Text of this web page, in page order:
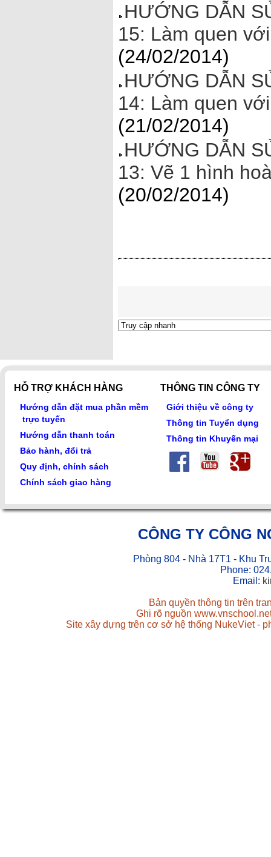
HƯỚNG DẪN
15: Làm quen
(24/02/2014)
HƯỚNG DẪN
14: Làm quen
(21/02/2014)
HƯỚNG DẪN
13: Vẽ 1 hình
(20/02/2014)
HỖ TRỢ KHÁCH HÀNG
Hướng dẫn đặt mua phần mềm
trực tuyến
Hướng dẫn thanh toán
Bảo hành, đổi trả
Quy định, chính sách
Chính sách giao hàng
THÔNG TIN CÔNG TY
Giới thiệu về công ty
Thông tin Tuyển dụng
Thông tin Khuyến mại
CÔNG TY CÔNG
Phòng 804 - Nhà 17T1 - Khu
Phone:
Email:
Bản quyền thông tin trên
Ghi rõ nguồn
Site xây dựng trên cơ sở hệ thống NukeViet -